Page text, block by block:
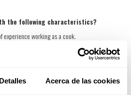
Detalles Acerca de las cookies
the following characteristics?
experience working as a cook.
Technical Certificate in Kitchen Management,
training in the culinary field.
work and enjoy being part of a team.